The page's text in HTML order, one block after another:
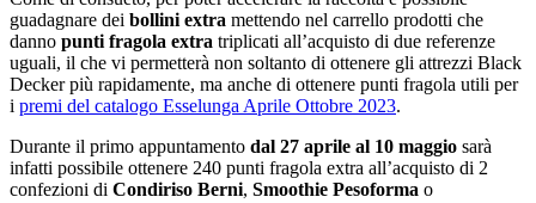
guadagnare dei bollini extra mettendo nel carrello prodotti che
danno punti fragola extra triplicati all’acquisto di due referenze
uguali, il che vi permetterà non soltanto di ottenere gli attrezzi Black
Decker più rapidamente, ma anche di ottenere punti fragola utili per
i premi del catalogo Esselunga Aprile Ottobre 2023.
Durante il primo appuntamento dal 27 aprile al 10 maggio sarà
infatti possibile ottenere 240 punti fragola extra all’acquisto di 2
confezioni di Condiriso Berni, Smoothie Pesoforma o